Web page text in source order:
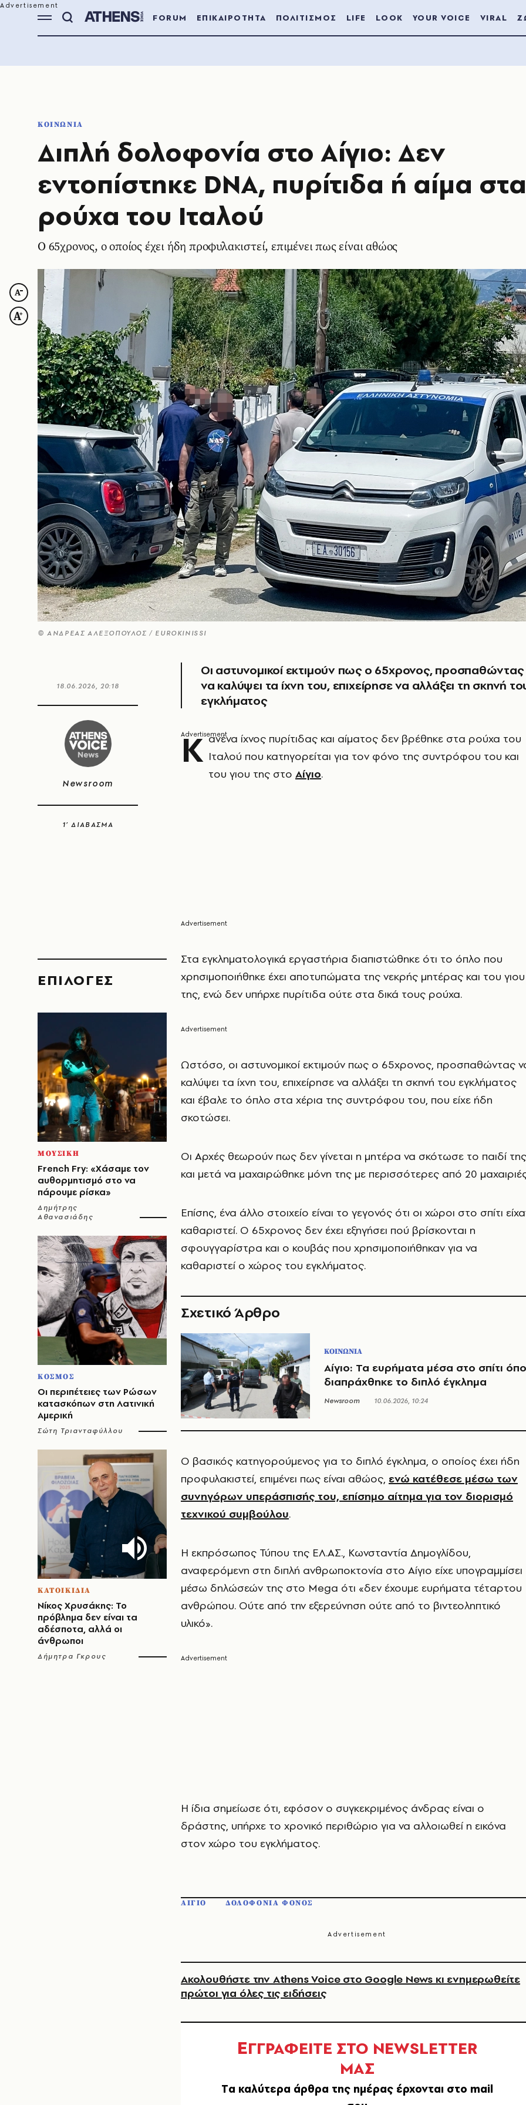
FORUM ΕΠΙΚΑΙΡΟΤΗΤΑ ΠΟΛΙΤΙΣΜΟΣ LIFE LOOK YOUR VOICE VIRAL
ΚΟΙΝΩΝΙΑ
Διπλή δολοφονία στο Αίγιο: Δεν
εντοπίστηκε DNA, πυρίτιδα ή αίμα στα
ρούχα του Ιταλού
Ο 65χρονος, ο οποίος έχει ήδη προφυλακιστεί, επιμένει πως είναι αθώος
© ΑΝΔΡΕΑΣ ΑΛΕΞΟΠΟΥΛΟΣ / EUROKINISSI
18.06.2026, 20:18
Newsroom
1’ ΔΙΑΒΑΣΜΑ
EΠΙΛΟΓΈΣ
ΜΟΥΣΙΚΗ
French Fry: «Χάσαμε τον
αυθορμητισμό στο να
πάρουμε ρίσκα»
Δημήτρης
Αθανασιάδης
ΚΟΣΜΟΣ
Οι περιπέτειες των Ρώσων
κατασκόπων στη Λατινική
Αμερική
Σώτη Τριανταφύλλου
ΚΑΤΟΙΚΙΔΙΑ
Νίκος Χρυσάκης: Το
πρόβλημα δεν είναι τα
αδέσποτα, αλλά οι
άνθρωποι
Δήμητρα Γκρους
Οι αστυνομικοί εκτιμούν πως ο 65χρονος, προσπαθώντας
να καλύψει τα ίχνη του, επιχείρησε να αλλάξει τη σκηνή
εγκλήματος
Κ ανένα ίχνος πυρίτιδας και αίματος δεν βρέθηκε στα ρούχα του
Ιταλού που κατηγορείται για τον φόνο της συντρόφου του και
του γιου της στο Αίγιο.
Στα εγκληματολογικά εργαστήρια διαπιστώθηκε ότι το όπλο που
χρησιμοποιήθηκε έχει αποτυπώματα της νεκρής μητέρας και του γιου
της, ενώ δεν υπήρχε πυρίτιδα ούτε στα δικά τους ρούχα.
Ωστόσο, οι αστυνομικοί εκτιμούν πως ο 65χρονος, προσπαθώντας
καλύψει τα ίχνη του, επιχείρησε να αλλάξει τη σκηνή του εγκλήματος
και έβαλε το όπλο στα χέρια της συντρόφου του, που είχε ήδη
σκοτώσει.
Οι Αρχές θεωρούν πως δεν γίνεται η μητέρα να σκότωσε το παιδί της
και μετά να μαχαιρώθηκε μόνη της με περισσότερες από 20
Επίσης, ένα άλλο στοιχείο είναι το γεγονός ότι οι χώροι στο σπίτι
καθαριστεί. Ο 65χρονος δεν έχει εξηγήσει πού βρίσκονται η
σφουγγαρίστρα και ο κουβάς που χρησιμοποιήθηκαν για να
καθαριστεί ο χώρος του εγκλήματος.
Σχετικό Άρθρο
ΚΟΙΝΩΝΙΑ
Αίγιο: Τα ευρήματα μέσα στο σπίτι
διαπράχθηκε το διπλό έγκλημα
Newsroom 10.06.2026, 10:24
Ο βασικός κατηγορούμενος για το διπλό έγκλημα, ο οποίος έχει ήδη
προφυλακιστεί, επιμένει πως είναι αθώος, ενώ κατέθεσε μέσω των
συνηγόρων υπεράσπισής του, επίσημο αίτημα για τον διορισμό
τεχνικού συμβούλου.
Η εκπρόσωπος Τύπου της ΕΛ.ΑΣ., Κωνσταντία Δημογλίδου,
αναφερόμενη στη διπλή ανθρωποκτονία στο Αίγιο είχε υπογραμμίσει
μέσω δηλώσεών της στο Mega ότι «δεν έχουμε ευρήματα τέταρτου
ανθρώπου. Ούτε από την εξερεύνηση ούτε από το βιντεοληπτικό
υλικό».
Η ίδια σημείωσε ότι, εφόσον ο συγκεκριμένος άνδρας είναι ο
δράστης, υπήρχε το χρονικό περιθώριο για να αλλοιωθεί η εικόνα
στον χώρο του εγκλήματος.
ΑΙΓΙΟ ΔΟΛΟΦΟΝΙΑ ΦΟΝΟΣ
Ακολουθήστε την Athens Voice στο Google News κι ενημερωθείτε
πρώτοι για όλες τις ειδήσεις
ΕΓΓΡΑΦΕΙΤΕ ΣΤΟ NEWSLETTER
ΜΑΣ
Tα καλύτερα άρθρα της ημέρας έρχονται στο mail